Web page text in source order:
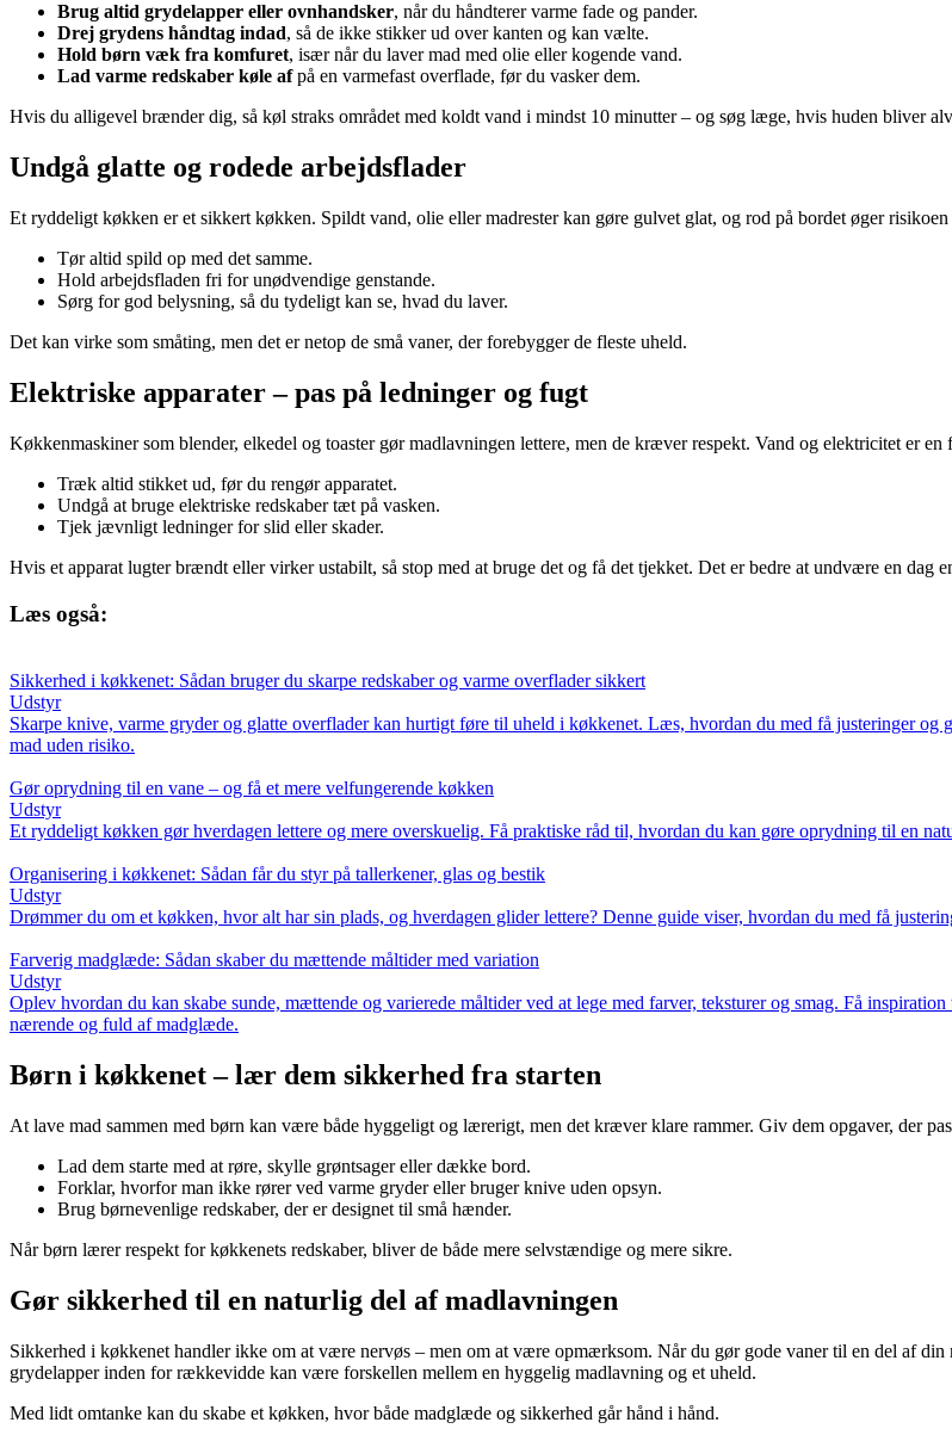
Brug altid grydelapper eller ovnhandsker, når du håndterer varme fade og pander.
Drej grydens håndtag indad, så de ikke stikker ud over kanten og kan vælte.
Hold børn væk fra komfuret, især når du laver mad med olie eller kogende vand.
Lad varme redskaber køle afpå en varmefast overflade, før du vasker dem.
Hvis du alligevel brænder dig, så køl straks området med koldt vand i mindst 10 minutter – og søg læge, hvis huden bliver
Undgå glatte og rodede arbejdsflader
Et ryddeligt køkken er et sikkert køkken. Spildt vand, olie eller madrester kan gøre gulvet glat, og rod på bordet øger
Tør altid spild op med det samme.
Hold arbejdsfladen fri for unødvendige genstande.
Sørg for god belysning, så du tydeligt kan se, hvad du laver.
Det kan virke som småting, men det er netop de små vaner, der forebygger de fleste uheld.
Elektriske apparater – pas på ledninger og fugt
Køkkenmaskiner som blender, elkedel og toaster gør madlavningen lettere, men de kræver respekt. Vand og elektricitet er
Træk altid stikket ud, før du rengør apparatet.
Undgå at bruge elektriske redskaber tæt på vasken.
Tjek jævnligt ledninger for slid eller skader.
Hvis et apparat lugter brændt eller virker ustabilt, så stop med at bruge det og få det tjekket. Det er bedre at undvære en dag
Læs også:
Sikkerhed i køkkenet: Sådan bruger du skarpe redskaber og varme overflader sikkert
Udstyr
Skarpe knive, varme gryder og glatte overflader kan hurtigt føre til uheld i køkkenet. Læs, hvordan du med få justeringer
mad uden risiko.
Gør oprydning til en vane – og få et mere velfungerende køkken
Udstyr
Et ryddeligt køkken gør hverdagen lettere og mere overskuelig. Få praktiske råd til, hvordan du kan gøre oprydning til en
Organisering i køkkenet: Sådan får du styr på tallerkener, glas og bestik
Udstyr
Drømmer du om et køkken, hvor alt har sin plads, og hverdagen glider lettere? Denne guide viser, hvordan du med få
Farverig madglæde: Sådan skaber du mættende måltider med variation
Udstyr
Oplev hvordan du kan skabe sunde, mættende og varierede måltider ved at lege med farver, teksturer og smag. Få
nærende og fuld af madglæde.
Børn i køkkenet – lær dem sikkerhed fra starten
At lave mad sammen med børn kan være både hyggeligt og lærerigt, men det kræver klare rammer. Giv dem opgaver, der
Lad dem starte med at røre, skylle grøntsager eller dække bord.
Forklar, hvorfor man ikke rører ved varme gryder eller bruger knive uden opsyn.
Brug børnevenlige redskaber, der er designet til små hænder.
Når børn lærer respekt for køkkenets redskaber, bliver de både mere selvstændige og mere sikre.
Gør sikkerhed til en naturlig del af madlavningen
Sikkerhed i køkkenet handler ikke om at være nervøs – men om at være opmærksom. Når du gør gode vaner til en del af
grydelapper inden for rækkevidde kan være forskellen mellem en hyggelig madlavning og et uheld.
Med lidt omtanke kan du skabe et køkken, hvor både madglæde og sikkerhed går hånd i hånd.